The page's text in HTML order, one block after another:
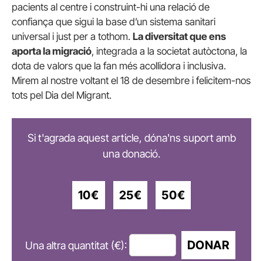
pacients al centre i construint-hi una relació de
confiança que sigui la base d’un sistema sanitari
universal i just per a tothom. La diversitat que ens
aporta la migració, integrada a la societat autòctona, la
dota de valors que la fan més acollidora i inclusiva.
Mirem al nostre voltant el 18 de desembre i felicitem-nos
tots pel Dia del Migrant.
Si t'agrada aquest article, dóna'ns suport amb
una donació.
10€ 25€ 50€
Una altra quantitat (€): DONAR